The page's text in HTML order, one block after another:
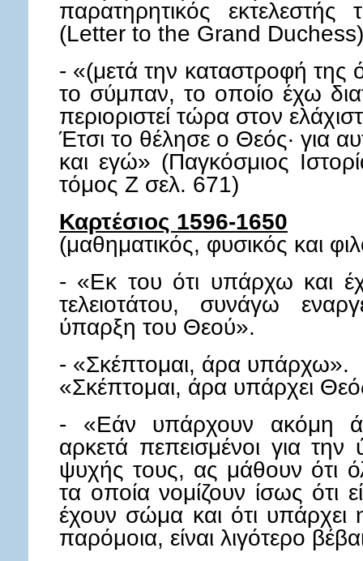
παρατηρητικός
(Letter to the Grand Duchess)
- «(μετά την καταστροφή
το σύμπαν, το οποίο έχω
περιοριστεί τώρα στον
Έτσι το θέλησε ο Θεός· για
και εγώ» (Παγκόσμιος
τόμος Ζ σελ. 671)
Καρτέσιος 1596-1650
(μαθηματικός, φυσικός και
- «Εκ του ότι υπάρχω και
τελειοτάτου, συνάγω
ύπαρξη του Θεού».
- «Σκέπτομαι, άρα υπάρχω».
«Σκέπτομαι, άρα υπάρχει
- «Εάν υπάρχουν ακόμη
αρκετά πεπεισμένοι για
ψυχής τους, ας μάθουν ότι
τα οποία νομίζουν ίσως ότι
έχουν σώμα και ότι υπάρχει
παρόμοια, είναι λιγότερο